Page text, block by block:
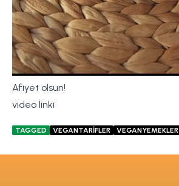
Afiyet olsun!
video linki
TAGGED VEGANTARİFLER VEGANYEMEKLER